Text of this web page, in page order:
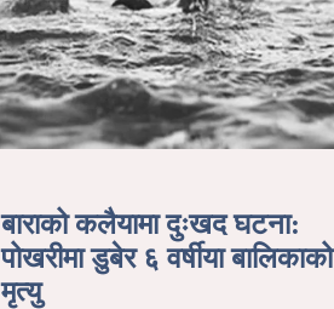
बाराको कलैयामा दुःखद घटना:
पोखरीमा डुबेर ६ वर्षीया बालिकाको
मृत्यु